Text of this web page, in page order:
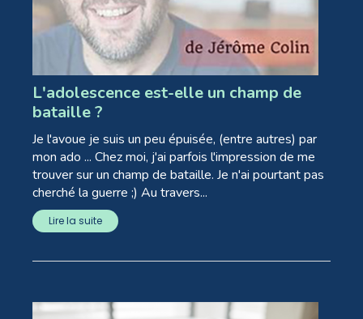
L'adolescence est-elle un champ de
bataille ?
Je l'avoue je suis un peu épuisée, (entre autres) par
mon ado ... Chez moi, j'ai parfois l'impression de me
trouver sur un champ de bataille. Je n'ai pourtant pas
cherché la guerre ;) Au travers...
Lire la suite